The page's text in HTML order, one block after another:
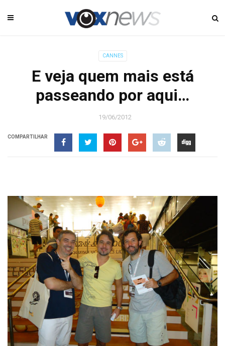
CANNES
E veja quem mais está
passeando por aqui…
19/06/2012
COMPARTILHAR